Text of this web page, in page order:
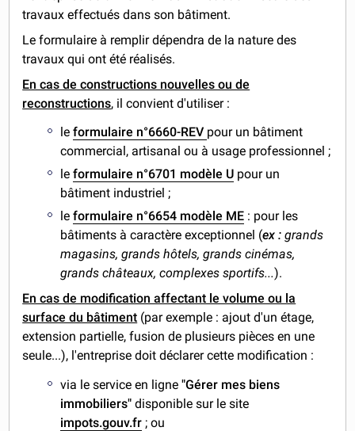
travaux effectués dans son bâtiment.
Le formulaire à remplir dépendra de la nature des
travaux qui ont été réalisés.
En cas de constructions nouvelles ou de
reconstructions, il convient d'utiliser :
leformulaire n°6660-REV pour un bâtiment
commercial, artisanal ou à usage professionnel ;
leformulaire n°6701 modèle U pour un
bâtiment industriel ;
leformulaire n°6654 modèle ME : pour les
bâtiments à caractère exceptionnel (ex :grands
magasins, grands hôtels, grands cinémas,
grands châteaux, complexes sportifs...).
En cas de modification affectant le volume ou la
surface du bâtiment (par exemple : ajout d'un étage,
extension partielle, fusion de plusieurs pièces en une
seule...), l'entreprise doit déclarer cette modification :
via le service en ligne"Gérer mes biens
immobiliers" disponible sur le site
impots.gouv.fr ; ou